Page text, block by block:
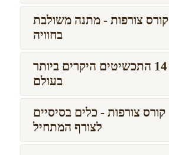
קורס צורפות - מתנה משולבת
בחוויה
14 התכשיטים היקרים ביותר
בעולם
קורס צורפות - כלים בסיסיים
לצורף המתחיל